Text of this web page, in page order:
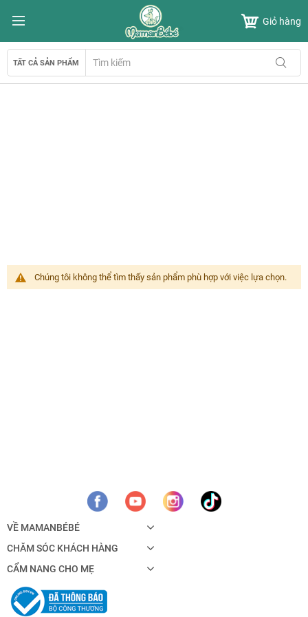
đến
nội
TẤT CẢ SẢN PHẨM
Giỏ hàng
Chúng tôi không thể tìm thấy sản phẩm phù hợp với việc lựa chọn.
VỀ MAMANBÉBÉ
CHĂM SÓC KHÁCH HÀNG
CẨM NANG CHO MẸ